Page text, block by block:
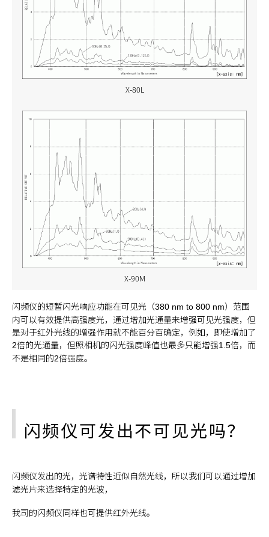
X-80L
X-90M
闪频仪的短暂闪光响应功能在可见光（380 nm to 800 nm）范围
内可以有效提供高强度光，通过增加光通量来增强可见光强度，但
是对于红外光线的增强作用就不能百分百确定，例如，即使增加了
2倍的光通量，但照相机的闪光强度峰值也最多只能增强1.5倍，而
不是相同的2倍强度。
闪频仪可发出不可见光吗？
闪频仪发出的光，光谱特性近似自然光线，所以我们可以通过增加
滤光片来选择特定的光波，
我司的闪频仪同样也可提供红外光线。